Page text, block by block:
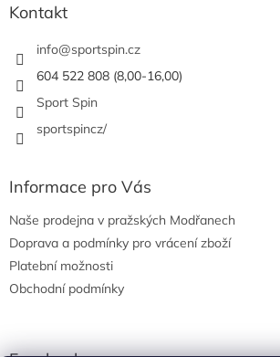
Kontakt
info@sportspin.cz
604 522 808 (8,00-16,00)
Sport Spin
sportspincz/
Informace pro Vás
Naše prodejna v pražských Modřanech
Doprava a podmínky pro vrácení zboží
Platební možnosti
Obchodní podmínky